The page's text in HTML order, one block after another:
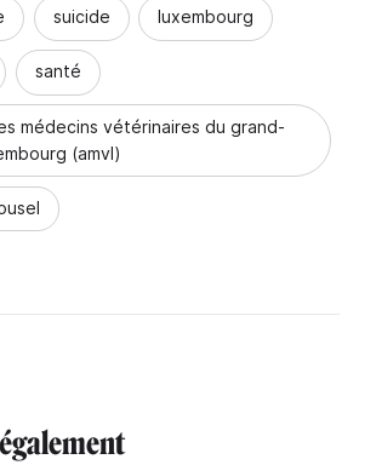
suicide luxembourg
santé
médecins vétérinaires du grand-
(amvl)